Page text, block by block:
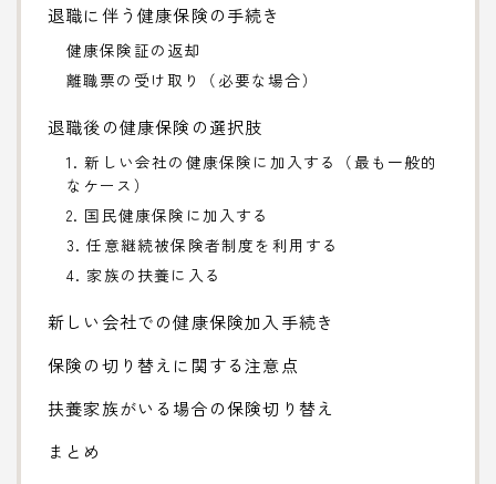
退職に伴う健康保険の手続き
健康保険証の返却
離職票の受け取り（必要な場合）
退職後の健康保険の選択肢
1. 新しい会社の健康保険に加入する（最も一般的
なケース）
2. 国民健康保険に加入する
3. 任意継続被保険者制度を利用する
4. 家族の扶養に入る
新しい会社での健康保険加入手続き
保険の切り替えに関する注意点
扶養家族がいる場合の保険切り替え
まとめ